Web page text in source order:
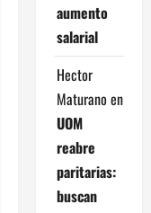
aumento
salarial
Hector
Maturano en
UOM
reabre
paritarias:
buscan